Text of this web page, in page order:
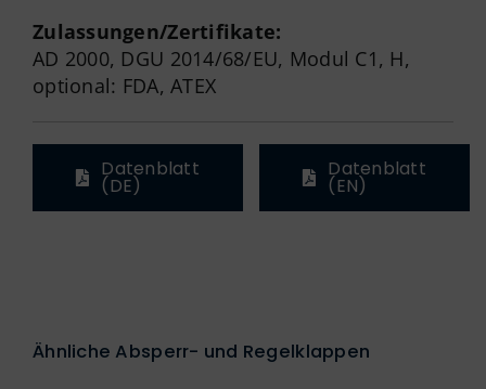
Zulassungen/Zertifikate:
AD 2000, DGU 2014/68/EU, Modul C1, H,
optional: FDA, ATEX
Datenblatt
(DE)
Datenblatt
(EN)
Ähnliche Absperr- und Regelklappen